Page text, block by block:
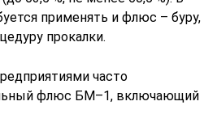
применять и флюс – буру,
прокалки.
часто
флюс БМ–1, включающий